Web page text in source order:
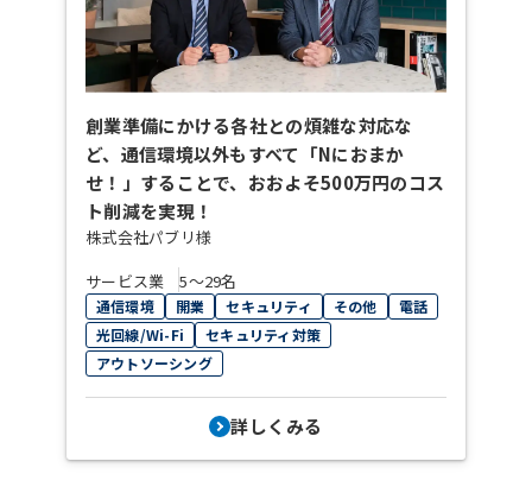
創業準備にかける各社との煩雑な対応な
ど、通信環境以外もすべて「Nにおまか
せ！」することで、おおよそ500万円のコス
ト削減を実現！
株式会社パブリ様
サービス業
5〜29名
通信環境 開業 セキュリティ その他
電話
光回線/Wi-Fi
セキュリティ対策
アウトソーシング
詳しくみる